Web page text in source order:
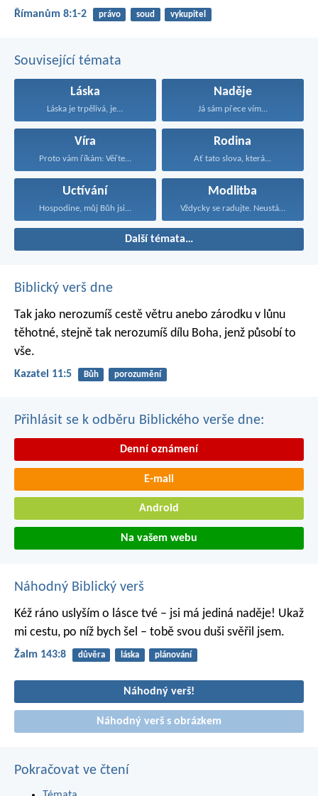
Římanům 8:1-2 právo soud vykupitel
Související témata
Láska
Láska je trpělivá, je...
Naděje
Já sám přece vím...
Víra
Proto vám říkám: Věřte...
Rodina
Ať tato slova, která...
Uctívání
Hospodine, můj Bůh jsi...
Modlitba
Vždycky se radujte. Neustále...
Další témata…
Biblický verš dne
Tak jako nerozumíš cestě větru anebo zárodku v lůnu
těhotné, stejně tak nerozumíš dílu Boha, jenž působí to
vše.
Kazatel 11:5 Bůh porozumění
Přihlásit se k odběru Biblického verše dne:
Denní oznámení
E-mail
Android
Na vašem webu
Náhodný Biblický verš
Kéž ráno uslyším o lásce tvé – jsi má jediná naděje! Ukaž
mi cestu, po níž bych šel – tobě svou duši svěřil jsem.
Žalm 143:8 důvěra láska plánování
Náhodný verš!
Náhodný verš s obrázkem
Pokračovat ve čtení